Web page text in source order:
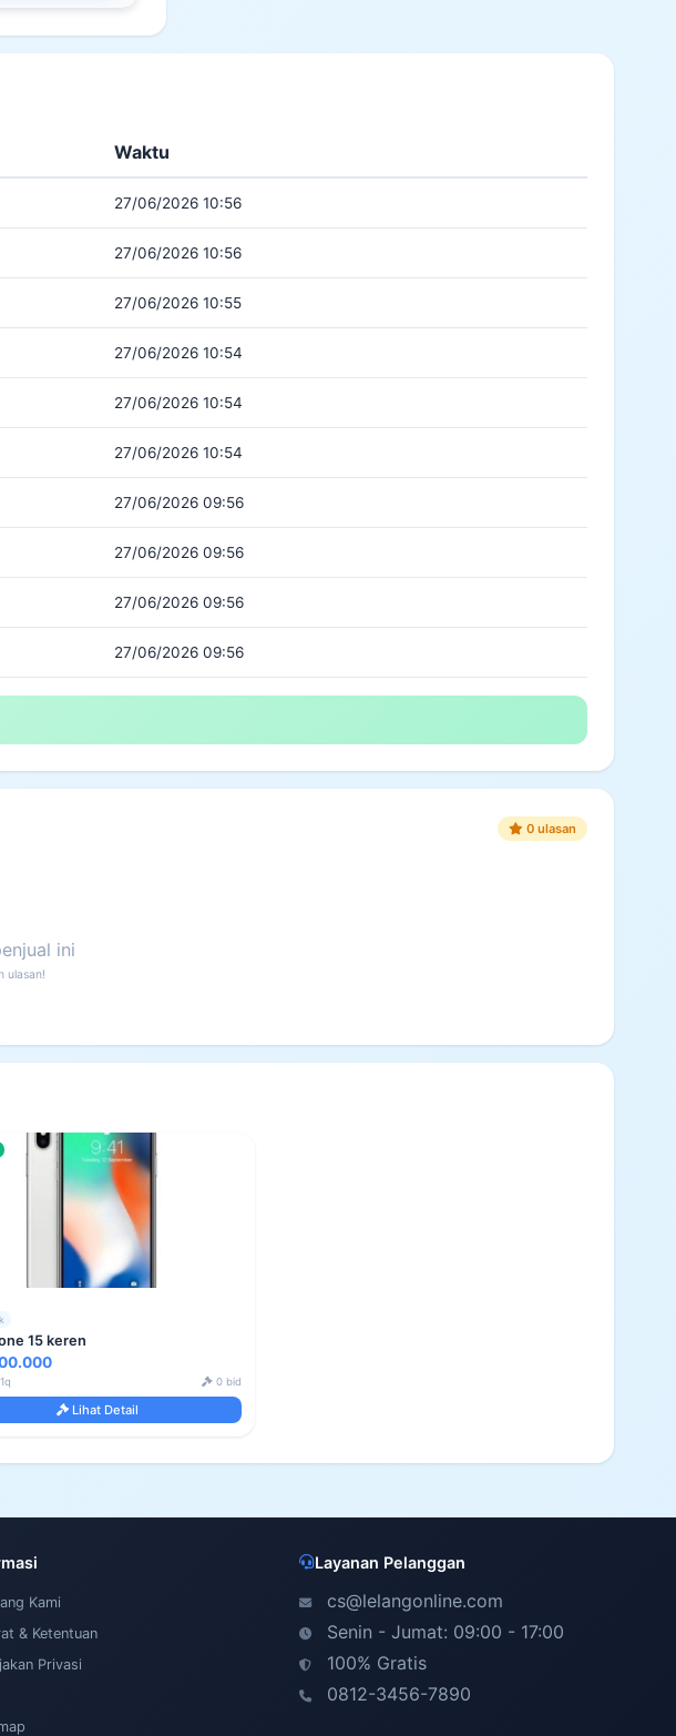
Waktu
27/06/2026 10:56
27/06/2026 10:56
27/06/2026 10:55
27/06/2026 10:54
27/06/2026 10:54
27/06/2026 10:54
27/06/2026 09:56
27/06/2026 09:56
27/06/2026 09:56
27/06/2026 09:56
0 ulasan
ini
ulasan!
15 keren
0 bid
Lihat Detail
Kami
& Ketentuan
Privasi
Layanan Pelanggan
cs@lelangonline.com
Senin - Jumat: 09:00 - 17:00
100% Gratis
0812-3456-7890